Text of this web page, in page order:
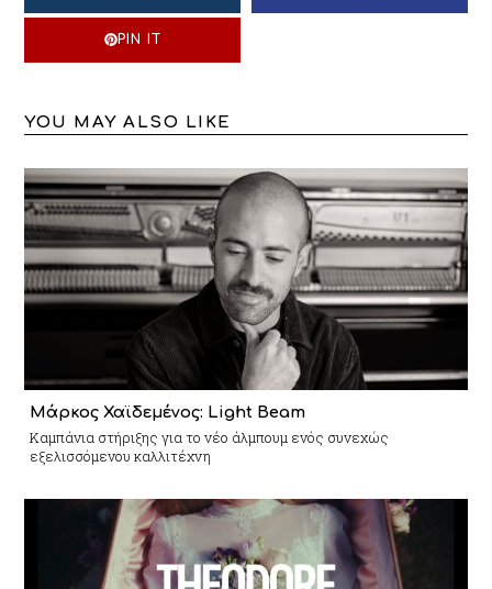
PIN IT
YOU MAY ALSO LIKE
Μάρκος Χαϊδεμένος: Light Beam
Καμπάνια στήριξης για το νέο άλμπουμ ενός συνεχώς
εξελισσόμενου καλλιτέχνη